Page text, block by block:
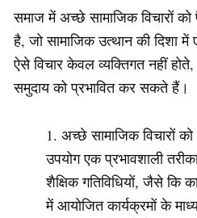
समाज में अच्छे सामाजिक विचारों को
है, जो सामाजिक उत्थान की दिशा
ऐसे विचार केवल व्यक्तिगत नहीं
समुदाय को प्रभावित कर सकते हैं।
अच्छे सामाजिक विचारों
उपयोग एक प्रभावशाली
शैक्षिक गतिविधियों, जैसे कि
में आयोजित कार्यक्रमों के